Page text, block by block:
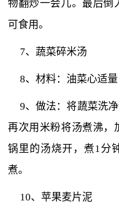
物翻炒一会儿。最后倒
可食用。
7、蔬菜碎米汤
8、材料：油菜心适量
9、做法：将蔬菜洗
再次用米粉将汤煮沸，
锅里的汤烧开，煮1分
煮。
10、苹果麦片泥